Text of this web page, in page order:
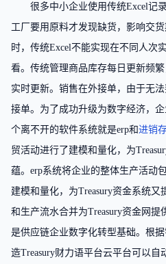
很多中小企业使用传统Excel记
工厂要用原料才发现缺货，影响交
时，传统Excel不能实现在不同人次
看。传统管理商品库存每日更新频
实时更新。销售在外接单，由于无
接单。为了成功升级为数字经济，
个离不开的软件系统就是erp和进销
贸活动进行了建模和量化，为
蕴。erp系统将企业的整体生产活动
建模和量化，为Treasury资金系统
和生产流水合并为Treasury资金网
是供应链企业数字化转型基础。根
造Treasury财力语平台云平台可以自